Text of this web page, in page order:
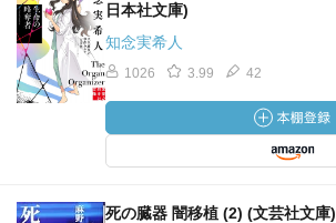
日本社文庫)
知念実希人
1026 3.99 42
死の臓器 闇移植 (2) (文芸社文庫)